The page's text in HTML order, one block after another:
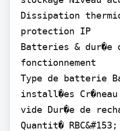
Dissipation
protection IP
Batteries & dur�e
fonctionnement
Type de batterie
install�es
vide Dur�e de
Quantit�